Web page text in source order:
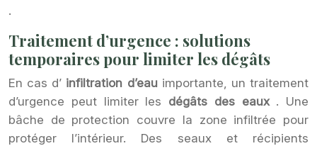
.
Traitement d’urgence : solutions
temporaires pour limiter les dégâts
En cas d’ infiltration d’eau importante, un traitement
d’urgence peut limiter les dégâts des eaux . Une
bâche de protection couvre la zone infiltrée pour
protéger l’intérieur. Des seaux et récipients